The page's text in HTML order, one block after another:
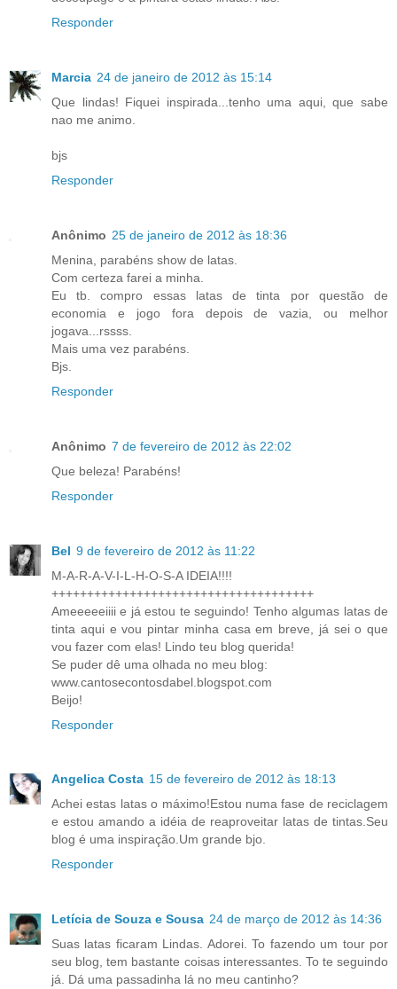
Responder
Marcia 24 de janeiro de 2012 às 15:14
Que lindas! Fiquei inspirada...tenho uma aqui, que sabe
nao me animo.
bjs
Responder
Anônimo 25 de janeiro de 2012 às 18:36
Menina, parabéns show de latas.
Com certeza farei a minha.
Eu tb. compro essas latas de tinta por questão de
economia e jogo fora depois de vazia, ou melhor
jogava...rssss.
Mais uma vez parabéns.
Bjs.
Responder
Anônimo 7 de fevereiro de 2012 às 22:02
Que beleza! Parabéns!
Responder
Bel 9 de fevereiro de 2012 às 11:22
M-A-R-A-V-I-L-H-O-S-A IDEIA!!!!
+++++++++++++++++++++++++++++++++++++
Ameeeeeiiii e já estou te seguindo! Tenho algumas latas de
tinta aqui e vou pintar minha casa em breve, já sei o que
vou fazer com elas! Lindo teu blog querida!
Se puder dê uma olhada no meu blog:
www.cantosecontosdabel.blogspot.com
Beijo!
Responder
Angelica Costa 15 de fevereiro de 2012 às 18:13
Achei estas latas o máximo!Estou numa fase de reciclagem
e estou amando a idéia de reaproveitar latas de tintas.Seu
blog é uma inspiração.Um grande bjo.
Responder
Letícia de Souza e Sousa 24 de março de 2012 às 14:36
Suas latas ficaram Lindas. Adorei. To fazendo um tour por
seu blog, tem bastante coisas interessantes. To te seguindo
já. Dá uma passadinha lá no meu cantinho?